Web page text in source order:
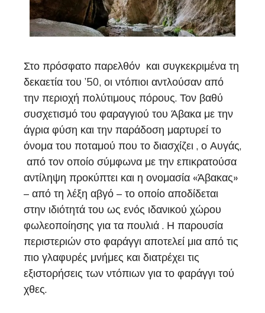
Στο πρόσφατο παρελθόν και συγκεκριμένα τη
δεκαετία του ’50, οι ντόπιοι αντλούσαν από
την περιοχή πολύτιμους πόρους. Τον βαθύ
συσχετισμό του φαραγγιού του Άβακα με την
άγρια φύση και την παράδοση μαρτυρεί το
όνομα του ποταμού που το διασχίζει , ο Αυγάς,
από τον οποίο σύμφωνα με την επικρατούσα
αντίληψη προκύπτει και η ονομασία «Άβακας»
– από τη λέξη αβγό – το οποίο αποδίδεται
στην ιδιότητά του ως ενός ιδανικού χώρου
φωλεοποίησης για τα πουλιά . Η παρουσία
περιστεριών στο φαράγγι αποτελεί μια από τις
πιο γλαφυρές μνήμες και διατρέχει τις
εξιστορήσεις των ντόπιων για το φαράγγι τού
χθες.